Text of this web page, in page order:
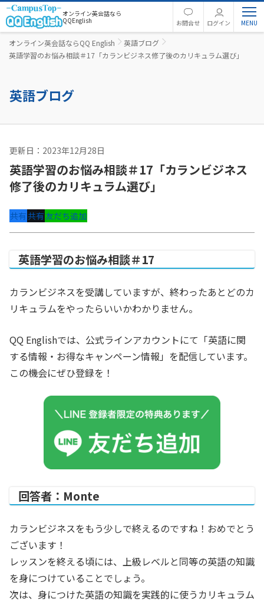
オンライン英会話なら
QQEnglish
お問合せ ログイン
オンライン英会話ならQQ English
英語ブログ
英語学習のお悩み相談＃17「カランビジネス修了後のカリキュラム選び」
英語ブログ
更新日：2023年12月28日
英語学習のお悩み相談＃17「カランビジネス
修了後のカリキュラム選び」
共有共有友だち追加
英語学習のお悩み相談＃17
カランビジネスを受講していますが、終わったあとどのカ
リキュラムをやったらいいかわかりません。
QQ Englishでは、公式ラインアカウントにて「英語に関
する情報・お得なキャンペーン情報」を配信しています。
この機会にぜひ登録を！
回答者：Monte
カランビジネスをもう少しで終えるのですね！おめでとう
ございます！
レッスンを終える頃には、上級レベルと同等の英語の知識
を身につけていることでしょう。
次は、身につけた英語の知識を実践的に使うカリキュラム